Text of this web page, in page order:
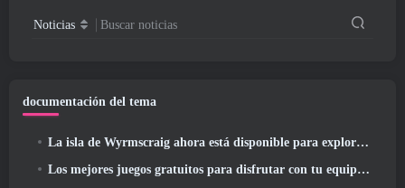
Noticias Buscar noticias
documentación del tema
La isla de Wyrmscraig ahora está disponible para explorar en RuneScape de la vieja escuela
Los mejores juegos gratuitos para disfrutar con tu equipo (2026)